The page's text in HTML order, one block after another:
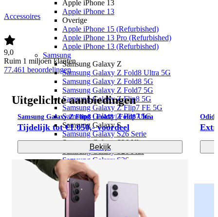
Apple iPhone 13
Apple iPhone 13
Overige
Apple iPhone 15 (Refurbished)
Apple iPhone 13 Pro (Refurbished)
Apple iPhone 13 (Refurbished)
Samsung
Samsung Galaxy Z
Samsung Galaxy Z Fold8 Ultra 5G
Samsung Galaxy Z Fold8 5G
Samsung Galaxy Z Fold7 5G
Samsung Galaxy Z Flip8 5G
Samsung Galaxy Z Flip7 FE 5G
Samsung Galaxy Z Flip7 5G
Samsung Galaxy S
Samsung Galaxy S26 Serie
Samsung Galaxy S26 Ultra
Samsung Galaxy S26 Plus
Samsung Galaxy S26
Samsung Galaxy S25 Ultra
Samsung Galaxy S25 Plus
Samsung Galaxy S25 FE
Samsung Galaxy S25 Edge
Samsung Galaxy S25
Samsung Galaxy S24 FE
Accessoires
9,0
Ruim 1 miljoenklanten
77.461 beoordelingen
Uitgelichte aanbiedingen
Samsung Galaxy Z Flip8 | Fold8 | Fold8 Ultra
Tijdelijk tot €1.050,- voordeel
Bekijk